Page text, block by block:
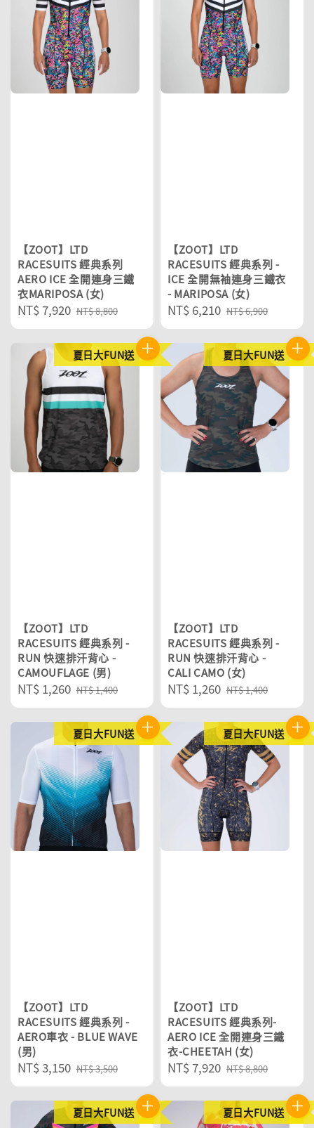
【ZOOT】LTD
RACESUITS 經典系列
AERO ICE 全開連身三鐵
衣MARIPOSA (女)
Sale
price
NT$ 7,920 Regular
price
NT$ 8,800
【ZOOT】LTD
RACESUITS 經典系列 -
ICE 全開無袖連身三鐵衣
- MARIPOSA (女)
Sale
price
NT$ 6,210 Regular
price
NT$ 6,900
夏日大FUN送
【ZOOT】LTD
RACESUITS 經典系列 -
RUN 快速排汗背心 -
CAMOUFLAGE (男)
Sale
price
NT$ 1,260 Regular
price
NT$ 1,400
夏日大FUN送
【ZOOT】LTD
RACESUITS 經典系列 -
RUN 快速排汗背心 -
CALI CAMO (女)
Sale
price
NT$ 1,260 Regular
price
NT$ 1,400
夏日大FUN送
【ZOOT】LTD
RACESUITS 經典系列 -
AERO車衣 - BLUE WAVE
(男)
Sale
price
NT$ 3,150 Regular
price
NT$ 3,500
夏日大FUN送
【ZOOT】LTD
RACESUITS 經典系列-
AERO ICE 全開連身三鐵
衣-CHEETAH (女)
Sale
price
NT$ 7,920 Regular
price
NT$ 8,800
夏日大FUN送 夏日大FUN送